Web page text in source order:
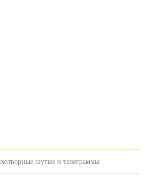
шутки и телеграммы